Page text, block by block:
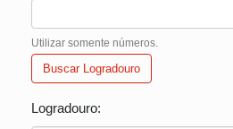
Utilizar somente números.
Buscar Logradouro
Logradouro: